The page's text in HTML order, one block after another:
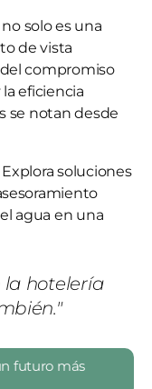
solo es una
de vista
compromiso
la eficiencia
se notan desde
soluciones
agua en una
la hotelería
futuro más